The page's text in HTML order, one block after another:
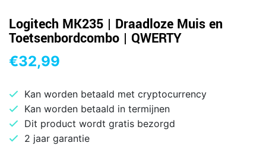
Logitech MK235 | Draadloze Muis en
Toetsenbordcombo | QWERTY
€32,99
Kan worden betaald met cryptocurrency
Kan worden betaald in termijnen
Dit product wordt gratis bezorgd
2 jaar garantie